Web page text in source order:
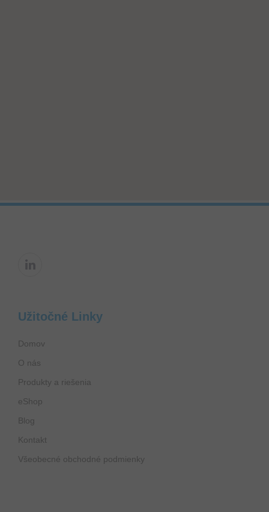
Užitočné Linky
Domov
O nás
Produkty a riešenia
eShop
Blog
Kontakt
Všeobecné obchodné podmienky